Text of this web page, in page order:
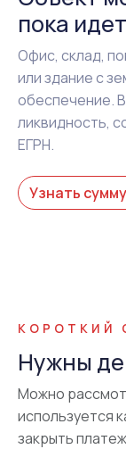
пока
Офис, склад,
или здание с
обеспечение.
ликвидность,
ЕГРН.
Узнать
КОРОТКИЙ
Нужны
Можно
используется
закрыть